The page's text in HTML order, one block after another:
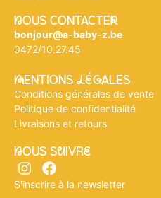
nOUS CONTACTEr
bonjour@a-baby-z.be
0472/10.27.45
mENTIONS légALES
Conditions générales de vente
Politique de confidentialité
Livraisons et retours
nOUS SuIVRe
S'inscrire à la newsletter